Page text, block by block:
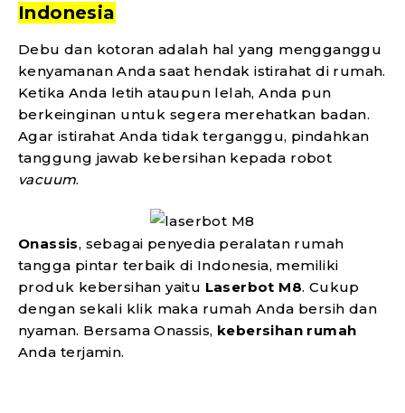
Indonesia
Debu dan kotoran adalah hal yang mengganggu
kenyamanan Anda saat hendak istirahat di rumah.
Ketika Anda letih ataupun lelah, Anda pun
berkeinginan untuk segera merehatkan badan.
Agar istirahat Anda tidak terganggu, pindahkan
tanggung jawab kebersihan kepada robot
vacuum.
Onassis, sebagai penyedia peralatan rumah
tangga pintar terbaik di Indonesia, memiliki
produk kebersihan yaitu Laserbot M8. Cukup
dengan sekali klik maka rumah Anda bersih dan
nyaman. Bersama Onassis, kebersihan rumah
Anda terjamin.